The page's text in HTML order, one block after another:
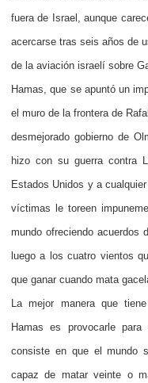
fuera de Israel, aunque
acercarse tras seis años de
de la aviación israelí sobre
Hamas, que se apuntó un
el muro de la frontera de
desmejorado gobierno de
hizo con su guerra contra
Estados Unidos y a
víctimas le toreen
mundo ofreciendo acuerdos
luego a los cuatro vientos
que ganar cuando mata
La mejor manera que
Hamas es provocarle
consiste en que el mundo
capaz de matar veinte o